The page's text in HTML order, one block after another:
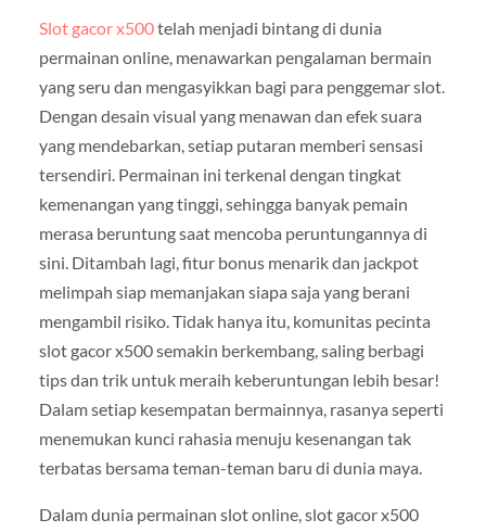
Slot gacor x500telah menjadi bintang di dunia
permainan online, menawarkan pengalaman bermain
yang seru dan mengasyikkan bagi para penggemar slot.
Dengan desain visual yang menawan dan efek suara
yang mendebarkan, setiap putaran memberi sensasi
tersendiri. Permainan ini terkenal dengan tingkat
kemenangan yang tinggi, sehingga banyak pemain
merasa beruntung saat mencoba peruntungannya di
sini. Ditambah lagi, fitur bonus menarik dan jackpot
melimpah siap memanjakan siapa saja yang berani
mengambil risiko. Tidak hanya itu, komunitas pecinta
slot gacor x500 semakin berkembang, saling berbagi
tips dan trik untuk meraih keberuntungan lebih besar!
Dalam setiap kesempatan bermainnya, rasanya seperti
menemukan kunci rahasia menuju kesenangan tak
terbatas bersama teman-teman baru di dunia maya.
Dalam dunia permainan slot online, slot gacor x500